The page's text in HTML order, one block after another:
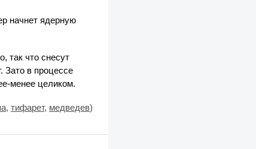
начнет ядерную
так что снесут
Зато в процессе
менее целиком.
, тифарет, медведев)